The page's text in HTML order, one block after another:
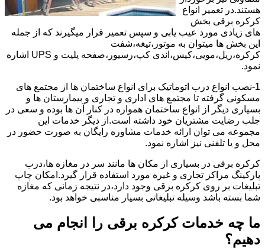
هستند.در تعمیر انواع
کرکره برقی بخش
های زیادی مورد عیب یابی و سپس تعمیر قرار میگیرند که از جمله
این بخش ها میتوان به موتور،تیغه،شفت
کرکره،ریل،مویی،کپس،اندی کپ،رسیور،صفحه پلیت و UPS اشاره
نمود.
1-نصب انواع درب اتوماتیک برای انواع ساختمان ها از مجتمع های
مسکونی گرفته تا مجتمع های اداری و تجاری و بیمارستان ها و
بسیاری دیگر از انواع ساختمان همواره در کنار آن ها بوده و سعی در
جلب رضایت مشتریان خود داشته است.از دیگر خدمات این
مجموعه می توان ارائه خدمات مشاوره رایگان به صورت حضور در
محل و یا تلفنی نیز اشاره نمود.
کرکره برقی در بسیاری از مکان ها مانند سر در مغازه ها،درب
پارکینگ مراکز تجاری و غیره مورد استفاده قرار گیرد.امکان چاپ
تبلیغات بر روی کرکره برقی وجود دارد،در نتیجه زمانی که مغازه
شما بسته باشد وسیله تبلیغاتی بسیار مناسبی خواهد بود.
ما چه خدمات کرکره برقی را انجام می
دهیم؟